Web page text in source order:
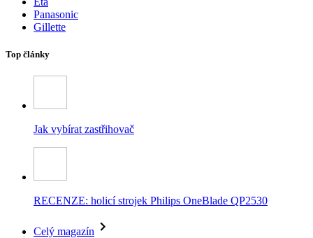
Panasonic
Gillette
Top články
Jak vybírat zastřihovač
RECENZE: holicí strojek Philips OneBlade QP2530
Celý magazín